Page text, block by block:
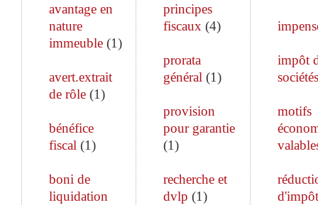
avantage en
nature
immeuble (1)
avert.extrait
de rôle (1)
bénéfice
fiscal (1)
boni de
liquidation
principes
fiscaux (4)
prorata
général (1)
provision
pour garantie
(1)
recherche et
dvlp (1)
impôt
sociétés
motifs
d'impôt